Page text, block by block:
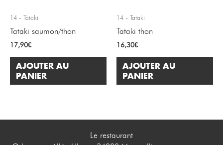
14 - Tataki
Tataki saumon/thon
17,90€
AJOUTER AU
PANIER
14 - Tataki
Tataki thon
16,30€
AJOUTER AU
PANIER
Le restaurant